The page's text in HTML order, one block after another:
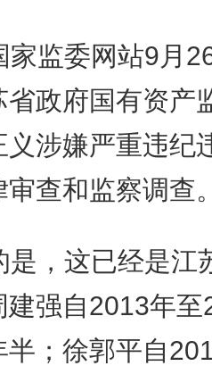
家监委网站9月
政府国有资产
涉嫌严重违纪
查和监察调查
是，这已经是江
建强自2013年
半；徐郭平自